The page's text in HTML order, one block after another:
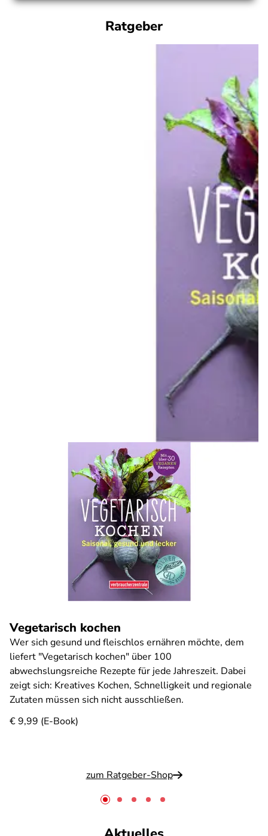
Ratgeber
Vegetarisch kochen
Wer sich gesund und fleischlos ernähren möchte, dem
liefert "Vegetarisch kochen" über 100
abwechslungsreiche Rezepte für jede Jahreszeit. Dabei
zeigt sich: Kreatives Kochen, Schnelligkeit und regionale
Zutaten müssen sich nicht ausschließen.
€ 9,99 (E-Book)
zum Ratgeber-Shop